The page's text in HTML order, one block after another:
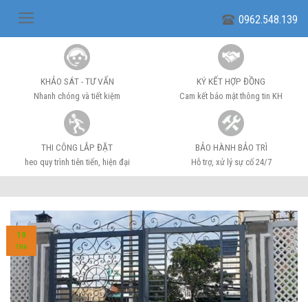
0962.548.139
KHẢO SÁT - TƯ VẤN
Nhanh chóng và tiết kiệm
KÝ KẾT HỢP ĐỒNG
Cam kết bảo mật thông tin KH
THI CÔNG LẮP ĐẶT
heo quy trình tiên tiến, hiện đại
BẢO HÀNH BẢO TRÌ
Hỗ trợ, xử lý sự cố 24/7
19
TH6